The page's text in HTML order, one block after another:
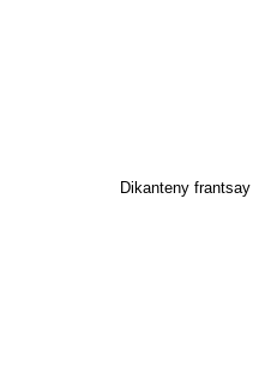
Dikanteny frantsay